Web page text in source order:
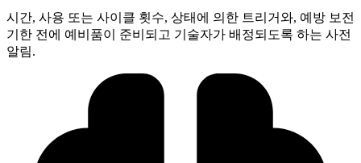
시간, 사용 또는 사이클 횟수, 상태에 의한 트리거와, 예방 보전
기한 전에 예비품이 준비되고 기술자가 배정되도록 하는 사전
알림.